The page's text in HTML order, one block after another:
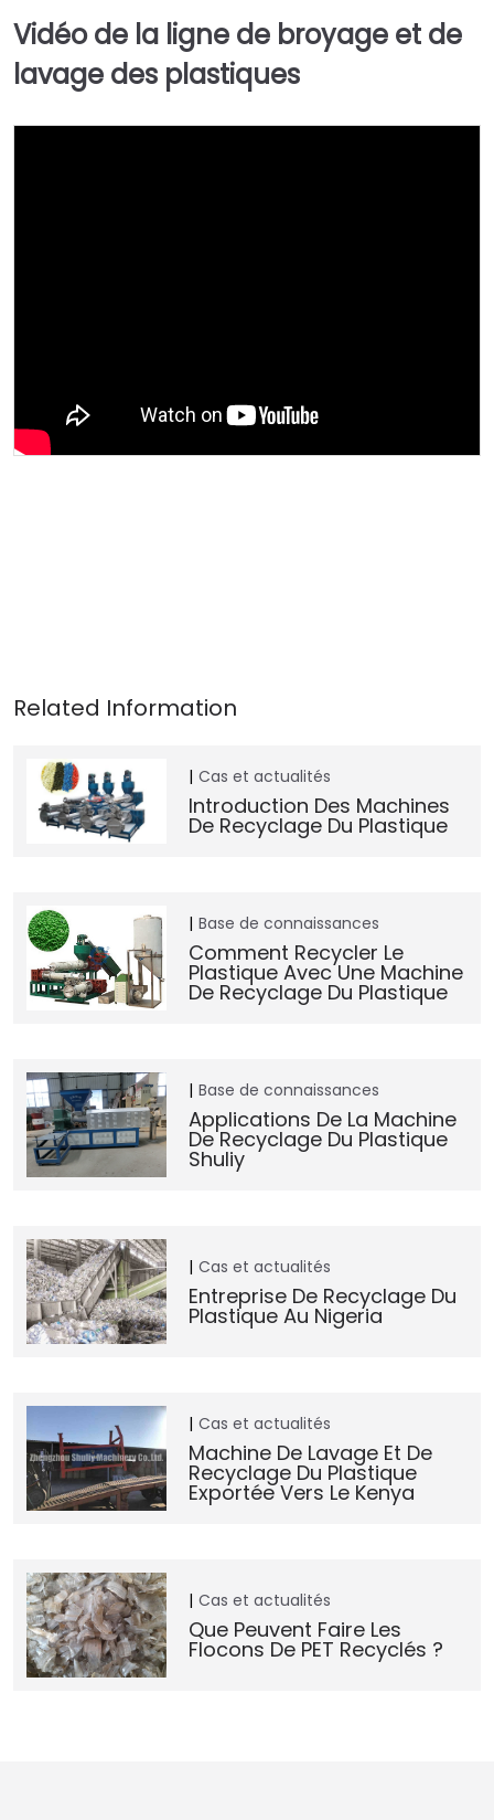
Vidéo de la ligne de broyage et de
lavage des plastiques
Cas et actualités
Introduction Des Machines
De Recyclage Du Plastique
Base de connaissances
Comment Recycler Le
Plastique Avec Une Machine
De Recyclage Du Plastique
Base de connaissances
Applications De La Machine
De Recyclage Du Plastique
Shuliy
Cas et actualités
Entreprise De Recyclage Du
Plastique Au Nigeria
Cas et actualités
Machine De Lavage Et De
Recyclage Du Plastique
Exportée Vers Le Kenya
Cas et actualités
Que Peuvent Faire Les
Flocons De PET Recyclés ?